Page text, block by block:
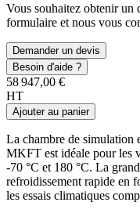
Vous souhaitez obtenir un
formulaire et nous vous
Demander un devis
Besoin d'aide ?
58 947,00 €
HT
Ajouter au panier
La chambre de simulation
MKFT est idéale pour les
-70 °C et 180 °C. La
refroidissement rapide en
les essais climatiques